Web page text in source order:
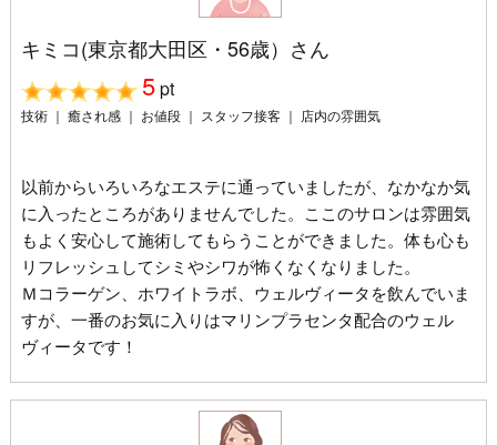
キミコ(東京都大田区・56歳）さん
5pt
技術 ｜ 癒され感 ｜ お値段 ｜ スタッフ接客 ｜ 店内の雰囲気
以前からいろいろなエステに通っていましたが、なかなか気
に入ったところがありませんでした。ここのサロンは雰囲気
もよく安心して施術してもらうことができました。体も心も
リフレッシュしてシミやシワが怖くなくなりました。
Ｍコラーゲン、ホワイトラボ、ウェルヴィータを飲んでいま
すが、一番のお気に入りはマリンプラセンタ配合のウェル
ヴィータです！